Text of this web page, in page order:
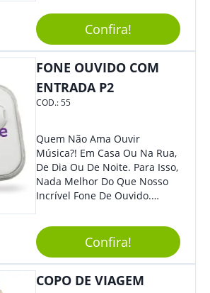
Tradicional, Sem Dúvidas É O
Brinde Certo Para Todos Os
Públicos. Personalize-O Com
Sua Marca. Seus Clientes E
Irão Adorar.
Confira!
FONE OUVIDO COM
ENTRADA P2
COD.:55
Quem Não Ama Ouvir
Música?! Em Casa Ou Na Rua,
De Dia Ou De Noite. Para Isso,
Nada Melhor Do Que Nosso
Incrível Fone De Ouvido.
De Excelente Qualidade, E
Contando Com Tamanho De
Fio Ideal Para Se Movimentar
Com Mais Liberdade, É O
Brinde Que Seus Clientes E
Confira!
COPO DE VIAGEM